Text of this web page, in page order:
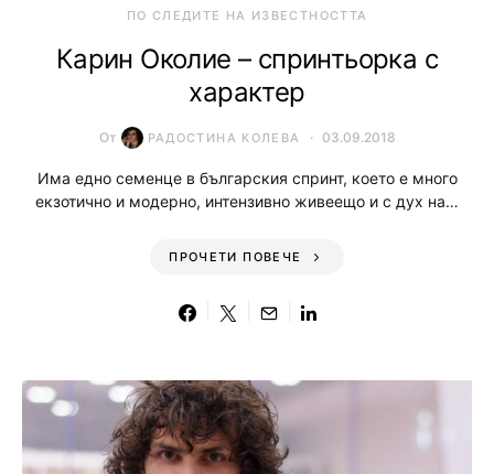
ПО СЛЕДИТЕ НА ИЗВЕСТНОСТТА
Карин Околие – спринтьорка с
характер
От РАДОСТИНА КОЛЕВА 03.09.2018
Има едно семенце в българския спринт, което е много
екзотично и модерно, интензивно живеещо и с дух на…
ПРОЧЕТИ ПОВЕЧЕ